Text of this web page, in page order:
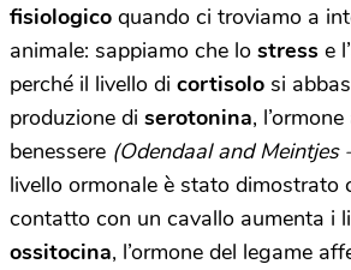
fisiologico quando ci troviamo a
animale: sappiamo che lo stress e l’
perché il livello di cortisolo si
produzione di serotonina,
benessere (Odendaal and Meintjes
livello ormonale è stato dimostrato
contatto con un cavallo aumenta i
ossitocina, l’ormone del legame